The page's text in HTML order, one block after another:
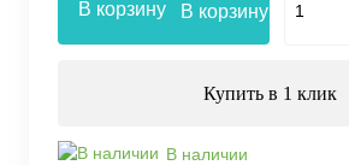
В корзину
Купить в 1 клик
В наличии